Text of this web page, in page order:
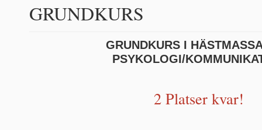
GRUNDKURS
GRUNDKURS I
PSYKOLOGI/
2 Platser kvar!